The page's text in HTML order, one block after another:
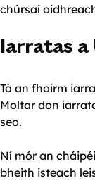
chúrsaí
Iarratas a
Tá an fhoirm
Moltar don
seo.
Ní mór an
bheith isteach